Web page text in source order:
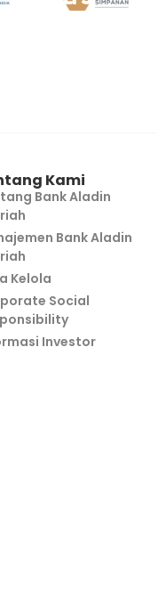
Kami
Bank Aladin
Bank Aladin
Kelola
Social
Investor